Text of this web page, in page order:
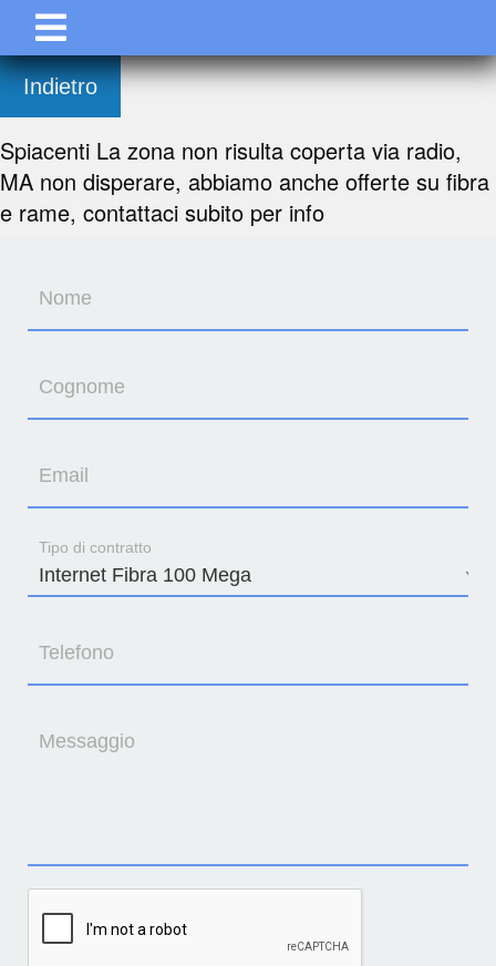
Indietro
Spiacenti La zona non risulta coperta via radio,
MA non disperare, abbiamo anche offerte su fibra
e rame, contattaci subito per info
Nome
Cognome
Email
Tipo di contratto
Telefono
Messaggio